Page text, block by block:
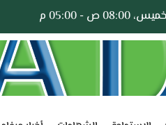
- 05:00 م